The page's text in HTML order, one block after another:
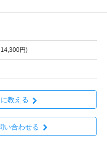
円)
教える
い合わせる